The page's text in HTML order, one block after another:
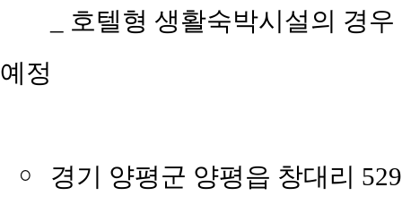
_ 호텔형 생활숙박시설의 경
예정
￮
경기 양평군 양평읍 창대리